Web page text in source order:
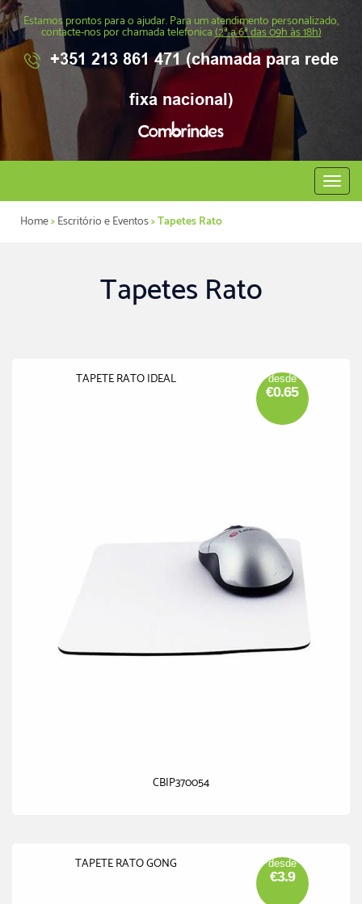
Estamos prontos para o ajudar. Para um atendimento personalizado,
contacte-nos por chamada telefonica(2ª a 6ª das 09h às 18h)
+351 213 861 471 (chamada para rede
fixa nacional)
Abrir
menu
Home>Escritório e Eventos> Tapetes Rato
Tapetes Rato
TAPETE RATO IDEAL desde
€0.65
CBIP370054
TAPETE RATO GONG desde
€3.9